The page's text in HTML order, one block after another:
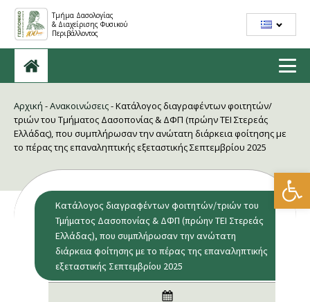
Τμήμα Δασολογίας
& Διαχείρισης Φυσικού
Περιβάλλοντος
Αρχική -Ανακοινώσεις-Κατάλογος διαγραφέντων φοιτητών/
τριών του Τμήματος Δασοπονίας & ΔΦΠ (πρώην ΤΕΙ Στερεάς
Ελλάδας), που συμπλήρωσαν την ανώτατη διάρκεια φοίτησης με
το πέρας της επαναληπτικής εξεταστικής Σεπτεμβρίου 2025
Κατάλογος διαγραφέντων φοιτητών/τριών του
Τμήματος Δασοπονίας & ΔΦΠ (πρώην ΤΕΙ Στερεάς
Ελλάδας), που συμπλήρωσαν την ανώτατη
διάρκεια φοίτησης με το πέρας της επαναληπτικής
εξεταστικής Σεπτεμβρίου 2025